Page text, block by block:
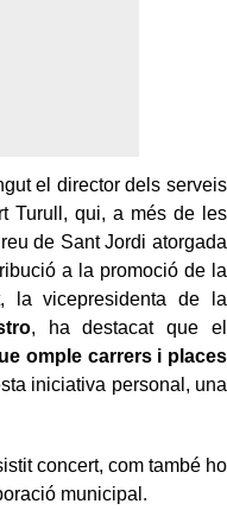
el director dels serveis
Turull, qui, a més de les
de Sant Jordi atorgada
a la promoció de la
la vicepresidenta de la
, ha destacat que el
omple carrers i places
iniciativa personal, una
concert, com també ho
municipal.